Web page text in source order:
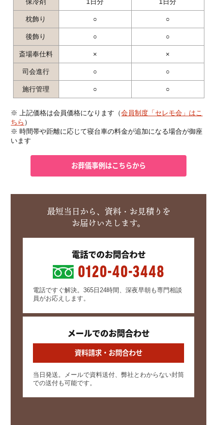
保冷剤 1日分 1日分
枕飾り ○ ○
後飾り ○ ○
斎場奉仕料 × ×
司会進行 ○ ○
施行管理 ○ ○
※ 上記価格は会員価格になります（会員制度「セレモ会」はこ
ちら ）
※ 時間帯や距離に応じて寝台車の料金が追加になる場合が御座
います
お葬儀事例はこちらから
最短当日から、資料・お見積りを
お届けいたします。
電話でのお問合わせ
0120-40-3448
電話ですぐ解決。365日24時間、深夜早朝も専門相談
員がお応えします。
メールでのお問合わせ
資料請求・お問合わせ
当日発送。メールで資料送付、弊社とわからない封筒
での送付も可能です。